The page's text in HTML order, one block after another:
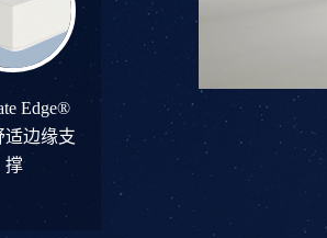
Edge®
适边缘支
撑